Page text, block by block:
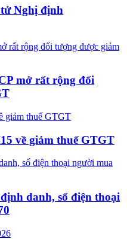
Nghị định
mở rất rộng đối
về giảm thuế GTGT
danh, số điện thoại